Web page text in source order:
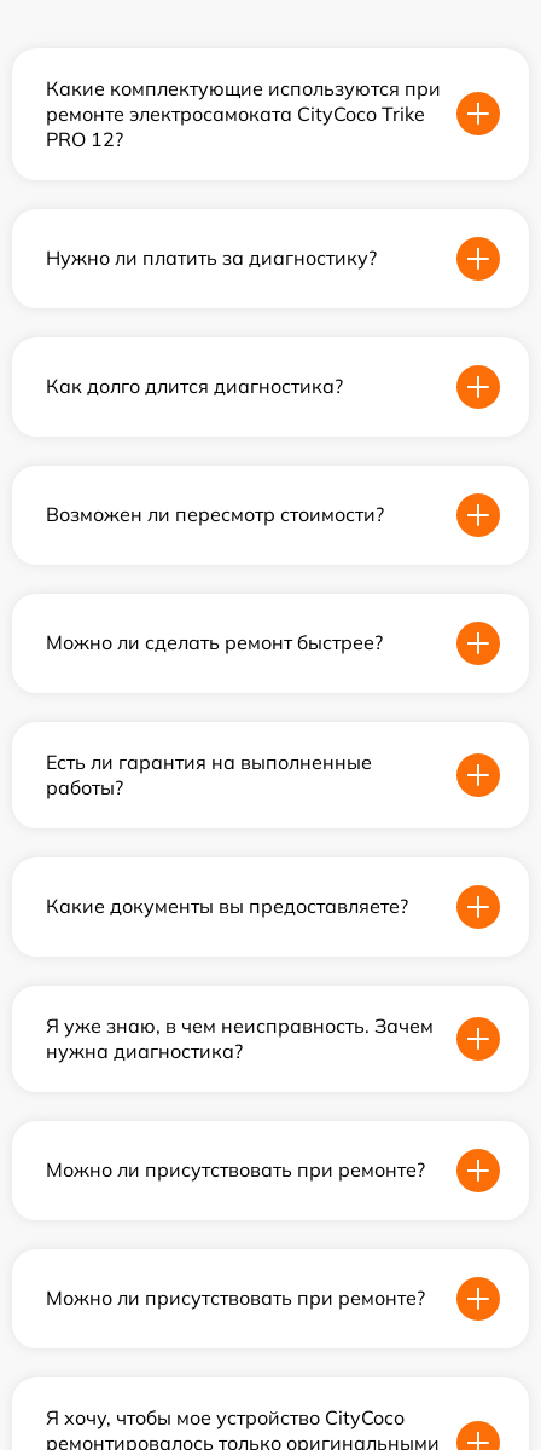
Какие комплектующие используются при
ремонте электросамоката CityCoco Trike
PRO 12?
Нужно ли платить за диагностику?
Как долго длится диагностика?
Возможен ли пересмотр стоимости?
Можно ли сделать ремонт быстрее?
Есть ли гарантия на выполненные
работы?
Какие документы вы предоставляете?
Я уже знаю, в чем неисправность. Зачем
нужна диагностика?
Можно ли присутствовать при ремонте?
Можно ли присутствовать при ремонте?
Я хочу, чтобы мое устройство CityCoco
ремонтировалось только оригинальными